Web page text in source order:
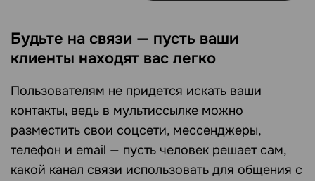
Будьте на связи — пусть ваши
клиенты находят вас легко
Пользователям не придется искать ваши
контакты, ведь в мультиссылке можно
разместить свои соцсети, мессенджеры,
телефон и email — пусть человек решает сам,
какой канал связи использовать для общения с